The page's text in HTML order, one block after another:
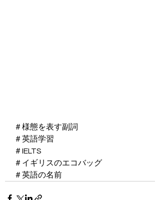
＃様態を表す副詞
＃英語学習
＃IELTS
＃イギリスのエコバッグ
＃英語の名前